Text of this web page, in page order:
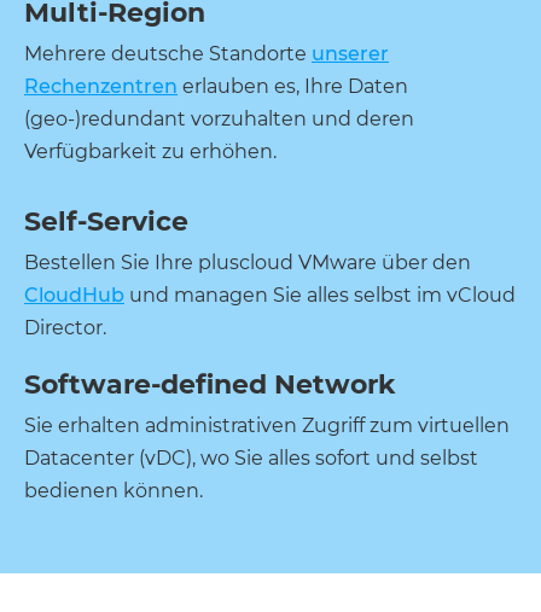
Multi-Region
Mehrere deutsche Standorte unserer
Rechenzentren erlauben es, Ihre Daten
(geo-)redundant vorzuhalten und deren
Verfügbarkeit zu erhöhen.
Self-Service
Bestellen Sie Ihre pluscloud VMware über den
CloudHub und managen Sie alles selbst im vCloud
Director.
Software-defined Network
Sie erhalten administrativen Zugriff zum virtuellen
Datacenter (vDC), wo Sie alles sofort und selbst
bedienen können.